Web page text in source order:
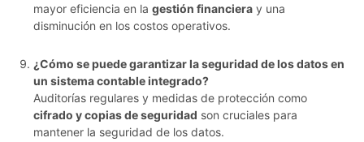
mayor eficiencia en la gestión financiera y una
disminución en los costos operativos.
¿Cómo se puede garantizar la seguridad de los datos en
un sistema contable integrado?
Auditorías regulares y medidas de protección como
cifrado y copias de seguridad son cruciales para
mantener la seguridad de los datos.